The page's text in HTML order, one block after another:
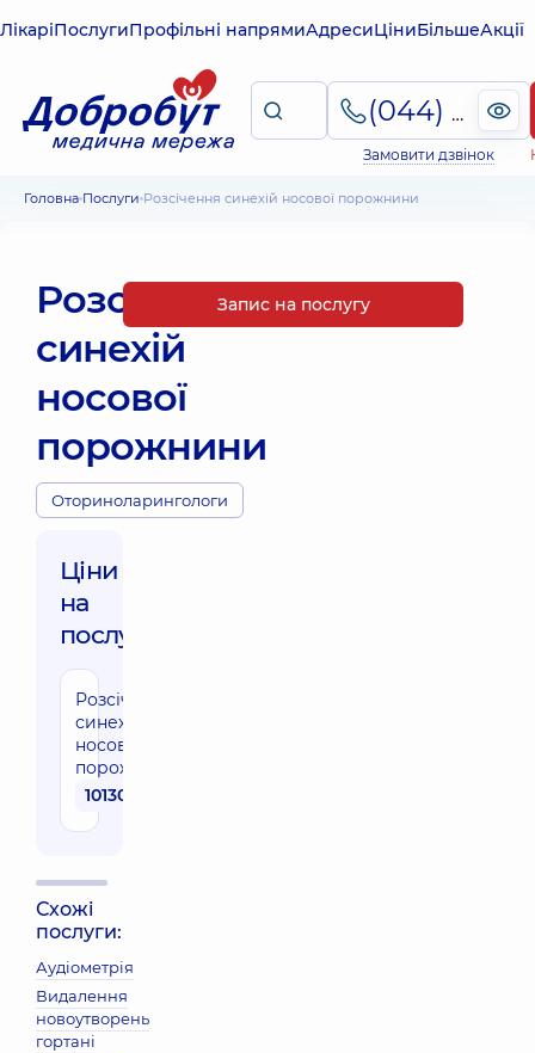
ЛікаріПослугиПрофільні напрямиАдресиЦіниБільшеАкції
(044) 495-2-888
Замовити дзвінок
Головна Послуги Розсічення синехій носової порожнини
Розсічення
синехій
носової
порожнини
Оториноларингологи
Ціни
на
послуги:
Розсічення
синехій
носової
порожнини
10130 грн
Схожі
послуги:
Аудіометрія
Видалення
новоутворень
гортані
Запис на послугу